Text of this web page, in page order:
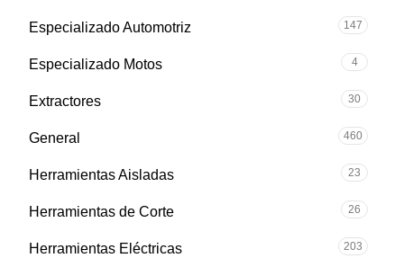
Especializado Automotriz 147
Especializado Motos 4
Extractores 30
General 460
Herramientas Aisladas 23
Herramientas de Corte 26
Herramientas Eléctricas 203